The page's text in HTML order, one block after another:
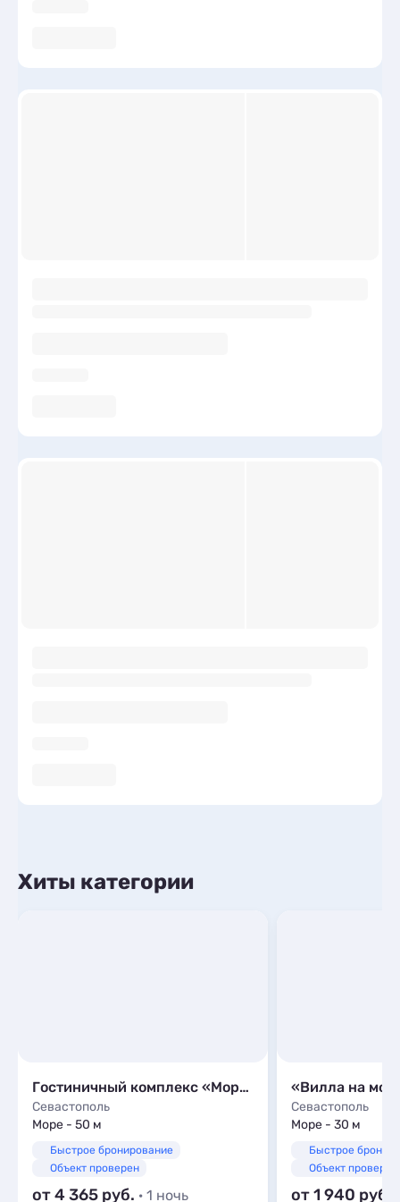
Хиты категории
Гостиничный комплекс «Морская Феерия»
Севастополь
Море - 50 м
Быстрое бронирование
Объект проверен
от 4 365 · 1 ночь
«Вилла на
Севастополь
Море - 30 м
Быстрое
Объект проверен
от 1 940